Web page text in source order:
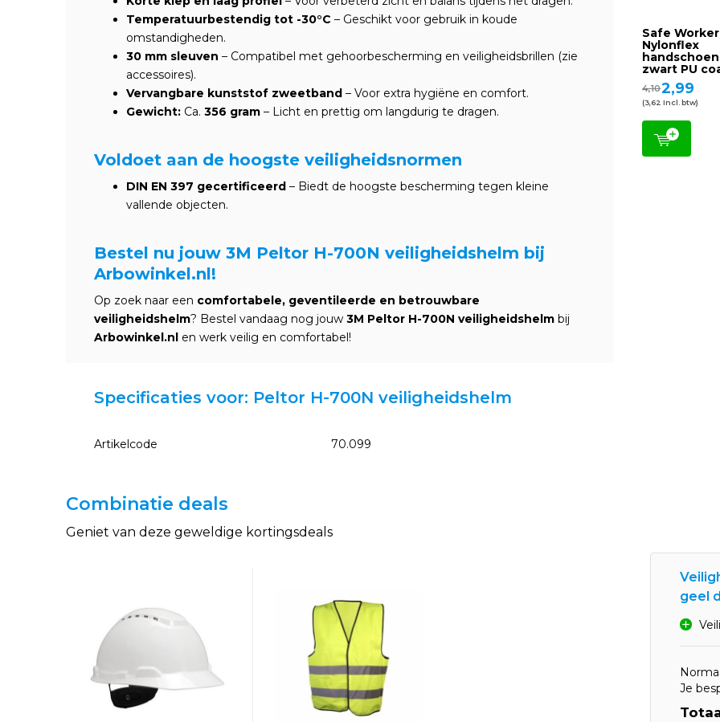
Temperatuurbestendig tot -30°C – Geschikt voor gebruik in koude
omstandigheden.
30 mm sleuven – Compatibel met gehoorbescherming en veiligheidsbrillen (zie
accessoires).
Vervangbare kunststof zweetband – Voor extra hygiëne en comfort.
Gewicht: Ca. 356 gram – Licht en prettig om langdurig te dragen.
Voldoet aan de hoogste veiligheidsnormen
DIN EN 397 gecertificeerd – Biedt de hoogste bescherming tegen kleine
vallende objecten.
Bestel nu jouw 3M Peltor H-700N veiligheidshelm bij
Arbowinkel.nl!
Op zoek naar een comfortabele, geventileerde en betrouwbare
veiligheidshelm? Bestel vandaag nog jouw 3M Peltor H-700N veiligheidshelm bij
Arbowinkel.nl en werk veilig en comfortabel!
Specificaties voor: Peltor H-700N veiligheidshelm
Artikelcode 70.099
Safe Worker
Nylonflex
zwart PU
4,102,99
(3,62 Incl. btw)
Combinatie deals
Geniet van deze geweldige kortingsdeals
geel
Je